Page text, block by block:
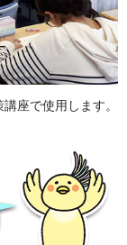
座で使用します。